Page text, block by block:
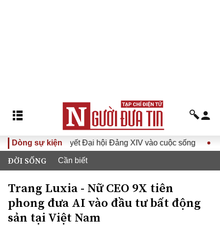
Dòng sự kiện
Nghị quyết Đại hội Đảng XIV vào cuộc sống Hướng tới
ĐỜI SỐNG Cần biết
Trang Luxia - Nữ CEO 9X tiên
phong đưa AI vào đầu tư bất động
sản tại Việt Nam